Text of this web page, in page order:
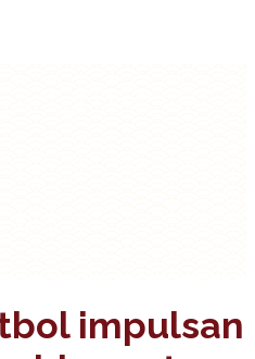
impulsan